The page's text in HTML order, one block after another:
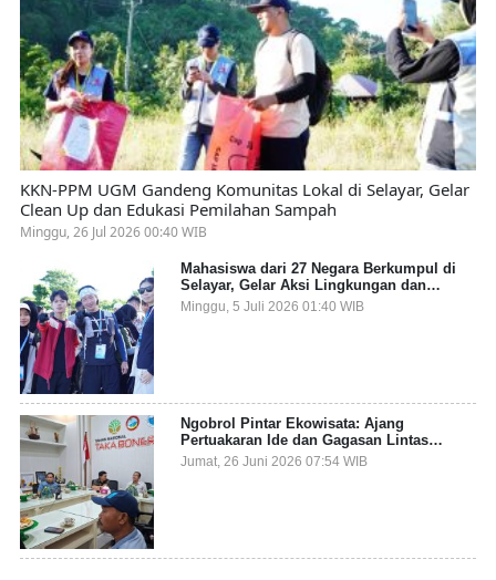
KKN-PPM UGM Gandeng Komunitas Lokal di Selayar, Gelar
Clean Up dan Edukasi Pemilahan Sampah
Minggu, 26 Jul 2026 00:40 WIB
Mahasiswa dari 27 Negara Berkumpul di
Selayar, Gelar Aksi Lingkungan dan
Dalami Kearifan Lokal Bumi Tanadoang
Minggu, 5 Juli 2026 01:40 WIB
Ngobrol Pintar Ekowisata: Ajang
Pertuakaran Ide dan Gagasan Lintas
Sektor
Jumat, 26 Juni 2026 07:54 WIB